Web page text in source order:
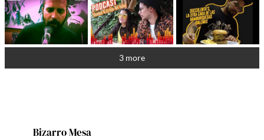
3 more
Bizarro Mesa